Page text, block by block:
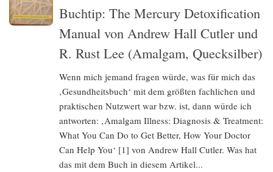
Buchtip: The Mercury Detoxification
Manual von Andrew Hall Cutler und
R. Rust Lee (Amalgam, Quecksilber)
Wenn mich jemand fragen würde, was für mich das
‚Gesundheitsbuch‘ mit dem größten fachlichen und
praktischen Nutzwert war bzw. ist, dann würde ich
antworten: ‚Amalgam Illness: Diagnosis & Treatment:
What You Can Do to Get Better, How Your Doctor
Can Help You‘ [1] von Andrew Hall Cutler. Was hat
das mit dem Buch in diesem Artikel...